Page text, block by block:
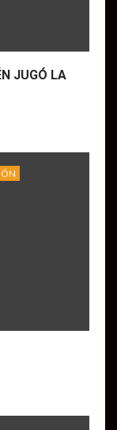
JUGÓ LA